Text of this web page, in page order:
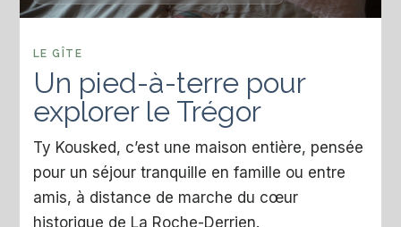
LE GÎTE
Un pied-à-terre pour
explorer le Trégor
Ty Kousked, c’est une maison entière, pensée
pour un séjour tranquille en famille ou entre
amis, à distance de marche du cœur
historique de La Roche-Derrien.